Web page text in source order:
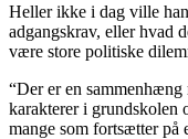
Heller ikke i dag ville
adgangskrav, eller hvad
være store politiske
“Der er en sammenhæng
karakterer i
mange som fortsætter på